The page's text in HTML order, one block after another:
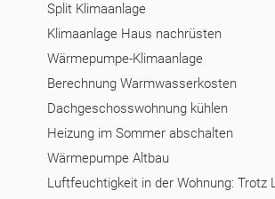
Split Klimaanlage
Klimaanlage Haus nachrüsten
Wärmepumpe-Klimaanlage
Berechnung Warmwasserkosten
Dachgeschosswohnung kühlen
Heizung im Sommer abschalten
Wärmepumpe Altbau
Luftfeuchtigkeit in der Wohnung: Trotz